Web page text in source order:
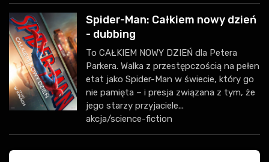
Spider-Man: Całkiem nowy dzień
- dubbing
To CAŁKIEM NOWY DZIEŃ dla Petera
Parkera. Walka z przestępczością na pełen
etat jako Spider-Man w świecie, który go
nie pamięta – i presja związana z tym, że
jego starzy przyjaciele...
akcja/science-fiction